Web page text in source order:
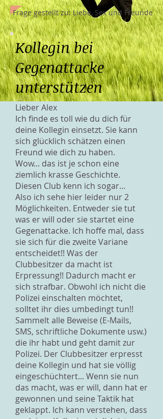
Frage gestellt zu: Liebe, Sex und Freunde
Kollegin bei
Gegenattacke
unterstützen
Lieber Alex
Ich finde es toll wie du dich für
deine Kollegin einsetzt. Sie kann
sich glücklich schätzen einen
Freund wie dich zu haben.
Wow... das ist je schon eine
ziemlich krasse Geschichte.
Diesen Club kenn ich sogar...
Also ich sehe hier leider nur 2
Möglichkeiten. Entweder sie tut
was er will oder sie startet eine
Gegenattacke. Ich hoffe mal, dass
sie sich für die zweite Variane
entscheidet!! Was der
Clubbesitzer da macht ist
Erpressung!! Dadurch macht er
sich strafbar. Obwohl ich nicht die
Polizei einschalten möchtet,
solltet ihr dies umbedingt tun!!
Sammelt alle Beweise (E-Mails,
SMS, schriftliche Dokumente usw.)
die ihr habt und geht damit zur
Polizei. Der Clubbesitzer erpresst
deine Kollegin und hat sie völlig
eingeschüchtert... Wenn sie nun
das macht, was er will, dann hat er
gewonnen und seine Taktik hat
geklappt. Ich kann verstehen, dass